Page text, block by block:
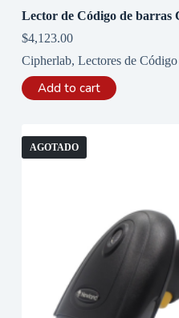
Lector de Código de barras
$4,123.00
Cipherlab, Lectores de
Add to cart
AGOTADO